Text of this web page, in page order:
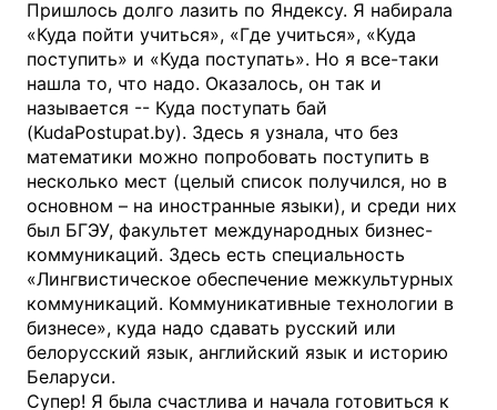
Пришлось долго лазить по Яндексу. Я набирала
«Куда пойти учиться», «Где учиться», «Куда
поступить» и «Куда поступать». Но я все-таки
нашла то, что надо. Оказалось, он так и
называется -- Куда поступать бай
(KudaPostupat.by). Здесь я узнала, что без
математики можно попробовать поступить в
несколько мест (целый список получился, но в
основном – на иностранные языки), и среди них
был БГЭУ, факультет международных бизнес-
коммуникаций. Здесь есть специальность
«Лингвистическое обеспечение межкультурных
коммуникаций. Коммуникативные технологии в
бизнесе», куда надо сдавать русский или
белорусский язык, английский язык и историю
Беларуси.
Супер! Я была счастлива и начала готовиться к